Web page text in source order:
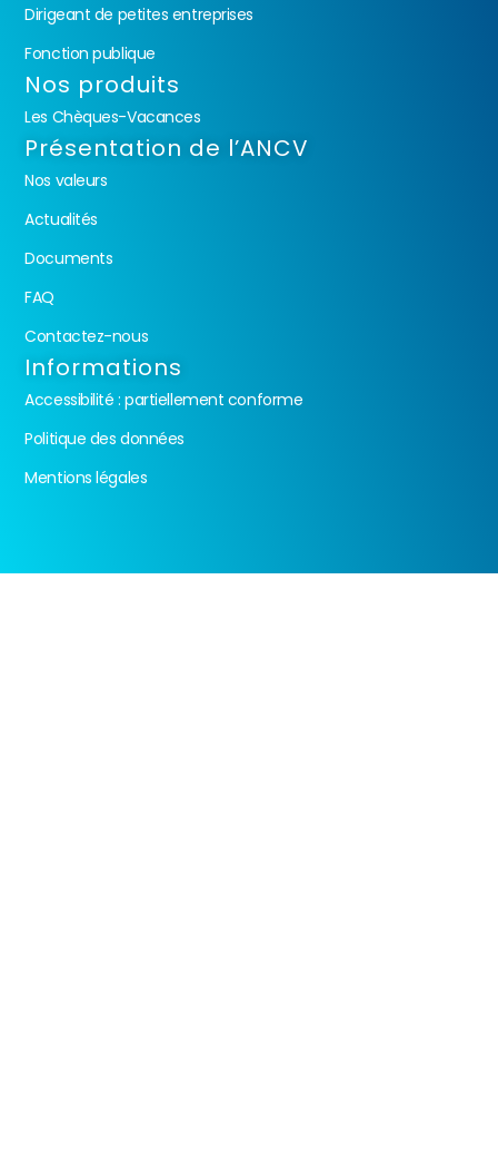
Dirigeant de petites entreprises
Fonction publique
Nos produits
Les Chèques-Vacances
Présentation de l’ANCV
Nos valeurs
Actualités
Documents
FAQ
Contactez-nous
Informations
Accessibilité : partiellement conforme
Politique des données
Mentions légales